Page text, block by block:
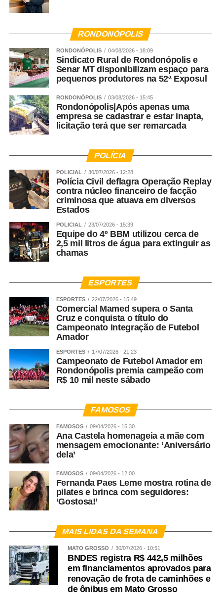
RONDONÓPOLIS
RONDONÓPOLIS 04/08/2026 - 18:09
Sindicato Rural de Rondonópolis e
Senar MT disponibilizam espaço para
pequenos produtores na 52ª Exposul
RONDONÓPOLIS 03/08/2026 - 15:45
Rondonópolis|Após apenas uma
empresa se cadastrar e estar inapta,
licitação terá que ser remarcada
POLÍCIA
POLICIAL 30/07/2026 - 12:28
Polícia Civil deflagra Operação Replay
contra núcleo financeiro de facção
criminosa que atuava em diversos
Estados
POLICIAL 23/07/2026 - 15:39
Equipe do 4º BBM utilizou cerca de
2,5 mil litros de água para extinguir as
chamas
ESPORTES
ESPORTES 22/07/2026 - 15:49
Comercial Mamed supera o Santa
Cruz e conquista o título do
Campeonato Integração de Futebol
Amador
ESPORTES 17/07/2026 - 21:23
Campeonato de Futebol Amador em
Rondonópolis premia campeão com
R$ 10 mil neste sábado
FAMOSOS
FAMOSOS 09/04/2026 - 15:30
Ana Castela homenageia a mãe com
mensagem emocionante: ‘Aniversário
dela’
FAMOSOS 09/04/2026 - 12:00
Fernanda Paes Leme mostra rotina de
pilates e brinca com seguidores:
‘Gostosa!’
MAIS LIDAS DA SEMANA
MATO GROSSO 30/07/2026 - 10:51
BNDES registra R$ 442,5 milhões
em financiamentos aprovados para
renovação de frota de caminhões e
de ônibus em Mato Grosso